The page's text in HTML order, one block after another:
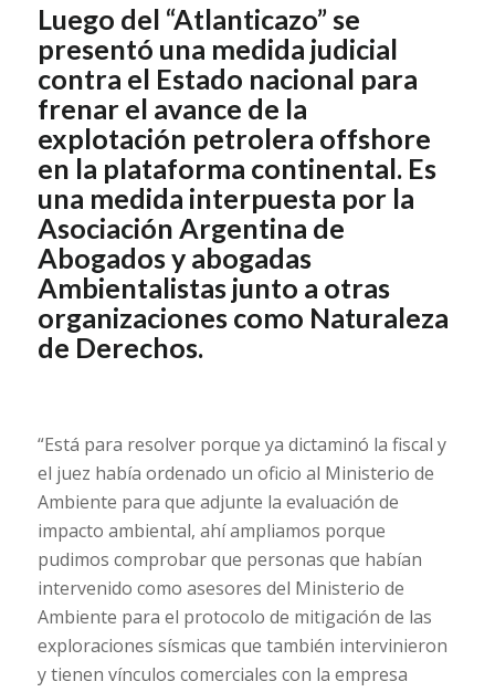
Luego del “Atlanticazo” se
presentó una medida judicial
contra el Estado nacional para
frenar el avance de la
explotación petrolera offshore
en la plataforma continental. Es
una medida interpuesta por la
Asociación Argentina de
Abogados y abogadas
Ambientalistas junto a otras
organizaciones como Naturaleza
de Derechos.
“Está para resolver porque ya dictaminó la fiscal y
el juez había ordenado un oficio al Ministerio de
Ambiente para que adjunte la evaluación de
impacto ambiental, ahí ampliamos porque
pudimos comprobar que personas que habían
intervenido como asesores del Ministerio de
Ambiente para el protocolo de mitigación de las
exploraciones sísmicas que también intervinieron
y tienen vínculos comerciales con la empresa